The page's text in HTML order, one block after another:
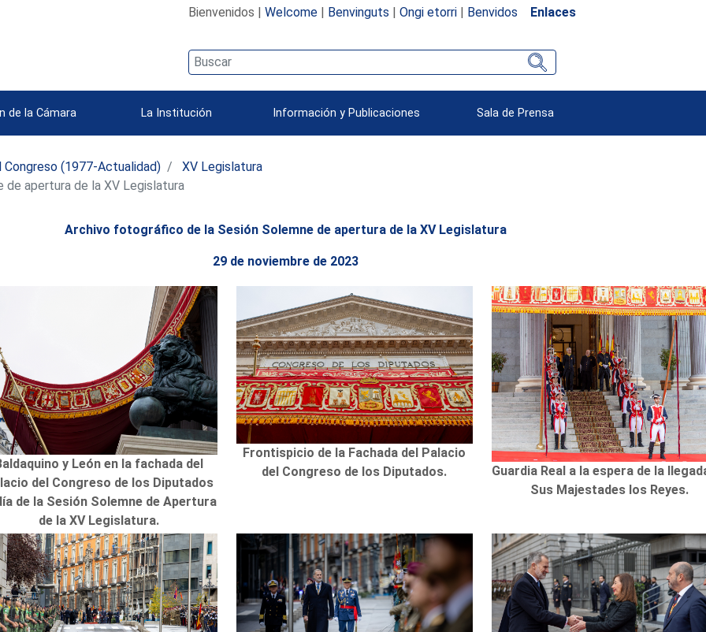
Bienvenidos | Welcome| Benvinguts | Ongi etorri| Benvidos Enlaces
de la Cámara La Institución Información y Publicaciones Sala de Prensa
Congreso (1977-Actualidad)
XV Legislatura
apertura de la XV Legislatura
Archivo fotográfico de la Sesión Solemne de apertura de la XV Legislatura
29 de noviembre de 2023
y León en la fachada del
del Congreso de los Diputados
de la Sesión Solemne de Apertura
de la XV Legislatura.
Frontispicio de la Fachada del Palacio
del Congreso de los Diputados.
Guardia Real a la espera de la
Sus Majestades los Reyes.